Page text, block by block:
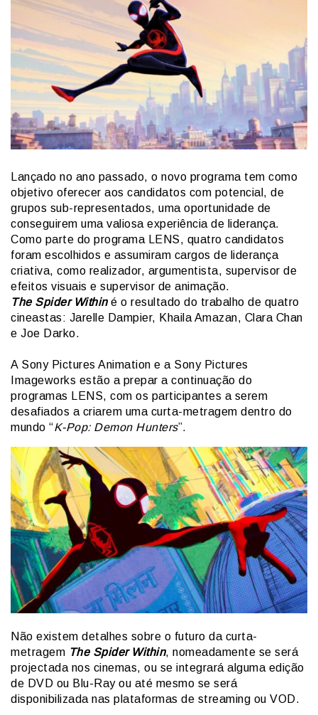
Lançado no ano passado, o novo programa tem como
objetivo oferecer aos candidatos com potencial, de
grupos sub-representados, uma oportunidade de
conseguirem uma valiosa experiência de liderança.
Como parte do programa LENS, quatro candidatos
foram escolhidos e assumiram cargos de liderança
criativa, como realizador, argumentista, supervisor de
efeitos visuais e supervisor de animação.
The Spider Withiné o resultado do trabalho de quatro
cineastas: Jarelle Dampier, Khaila Amazan, Clara Chan
e Joe Darko.
A Sony Pictures Animation e a Sony Pictures
Imageworks estão a prepar a continuação do
programas LENS, com os participantes a serem
desafiados a criarem uma curta-metragem dentro do
mundo “K-Pop: Demon Hunters”.
Não existem detalhes sobre o futuro da curta-
metragem The Spider Within, nomeadamente se será
projectada nos cinemas, ou se integrará alguma edição
de DVD ou Blu-Ray ou até mesmo se será
disponibilizada nas plataformas de streaming ou VOD.